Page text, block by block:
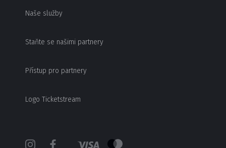
Naše služby
Staňte se našimi partnery
Přístup pro partnery
Logo Ticketstream